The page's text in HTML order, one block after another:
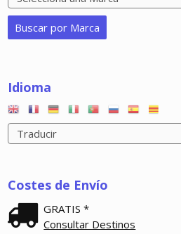
Idioma
Costes de Envío
GRATIS *
Consultar Destinos